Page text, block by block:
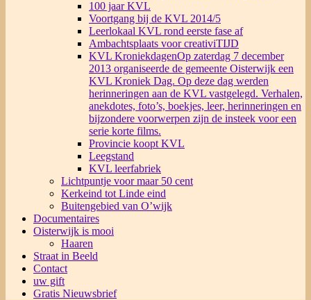
100 jaar KVL
Voortgang bij de KVL 2014/5
Leerlokaal KVL rond eerste fase af
Ambachtsplaats voor creativiTIJD
KVL KroniekdagenOp zaterdag 7 december
2013 organiseerde de gemeente Oisterwijk een
KVL Kroniek Dag. Op deze dag werden
herinneringen aan de KVL vastgelegd. Verhalen,
anekdotes, foto’s, boekjes, leer, herinneringen en
bijzondere voorwerpen zijn de insteek voor een
serie korte films.
Provincie koopt KVL
Leegstand
KVL leerfabriek
Lichtpuntje voor maar 50 cent
Kerkeind tot Linde eind
Buitengebied van O’wijk
Documentaires
Oisterwijk is mooi
Haaren
Straat in Beeld
Contact
uw gift
Gratis Nieuwsbrief